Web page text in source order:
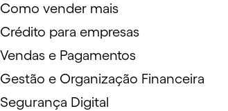
Como vender mais
Crédito para empresas
Vendas e Pagamentos
Gestão e Organização Financeira
Segurança Digital